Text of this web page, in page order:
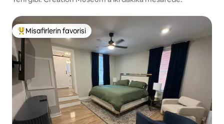
Misafirlerin favorilerinden en beğenilenler arasında
Misafirlerin favorisi